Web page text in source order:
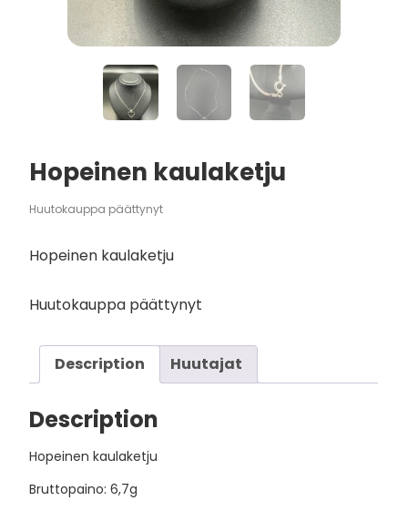
Hopeinen kaulaketju
Huutokauppa päättynyt
Hopeinen kaulaketju
Huutokauppa päättynyt
Description Huutajat
Description
Hopeinen kaulaketju
Bruttopaino: 6,7g